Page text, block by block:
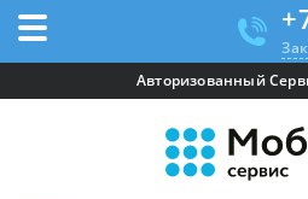
Авторизованный